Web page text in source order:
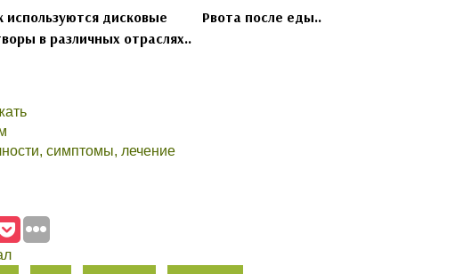
используются дисковые
в различных отраслях..
Рвота после еды..
симптомы, лечение